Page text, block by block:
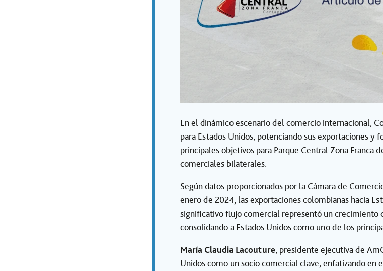
En el dinámico escenario del comercio internacional,
para Estados Unidos, potenciando sus exportaciones
principales objetivos para Parque Central Zona Franca
comerciales bilaterales.
Según datos proporcionados por la Cámara de
enero de 2024, las exportaciones colombianas hacia
significativo flujo comercial representó un
consolidando a Estados Unidos como uno de los
María Claudia Lacouture, presidente ejecutiva de
Unidos como un socio comercial clave, enfatizando